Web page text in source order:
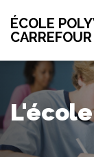
ÉCOLE
CARREFOUR
L'école